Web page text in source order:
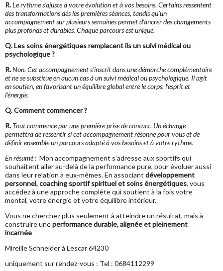
R.Le rythme s’ajuste à votre évolution et à vos besoins. Certains ressentent
des transformations dès les premières séances, tandis qu’un
accompagnement sur plusieurs semaines permet d’ancrer des changements
plus profonds et durables. Chaque parcours est unique.
Q. Les soins énergétiques remplacent ils un suivi médical ou
psychologique ?
R.Non. Cet accompagnement s’inscrit dans une démarche complémentaire
et ne se substitue en aucun cas à un suivi médical ou psychologique. Il agit
en soutien, en favorisant un équilibre global entre le corps, l’esprit et
l’énergie.
Q. Comment commencer ?
R. Tout commence par une première prise de contact. Un échange
permettra de ressentir si cet accompagnement résonne pour vous et de
définir ensemble un parcours adapté à vos besoins et à votre rythme.
En résumé : Mon accompagnement s’adresse aux sportifs qui
souhaitent aller au-delà de la performance pure, pour évoluer aussi
dans leur relation à eux-mêmes. En associant développement
personnel, coaching sportif spirituel et soins énergétiques, vous
accédez à une approche complète qui soutient à la fois votre
mental, votre énergie et votre équilibre intérieur.
Vous ne cherchez plus seulement à atteindre un résultat, mais à
construire uneperformance durable, alignée et pleinement
incarnée
Mireille Schneider à Lescar 64230
uniquement sur rendez-vous : Tel : 0684112299